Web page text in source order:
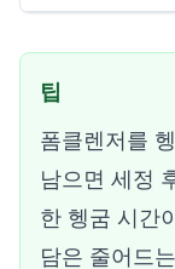
팁
폼클렌저를
남으면 세정
한 헹굼 시간
담은 줄어드